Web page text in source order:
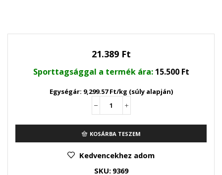
21.389 Ft
Sporttagsággal a termék ára: 15.500 Ft
Egységár: 9,299.57 Ft/kg (súly alapján)
Pure
Whey
fehérjepor
Peach
Yoghurt
mennyiség
KOSÁRBA TESZEM
Kedvencekhez adom
SKU: 9369